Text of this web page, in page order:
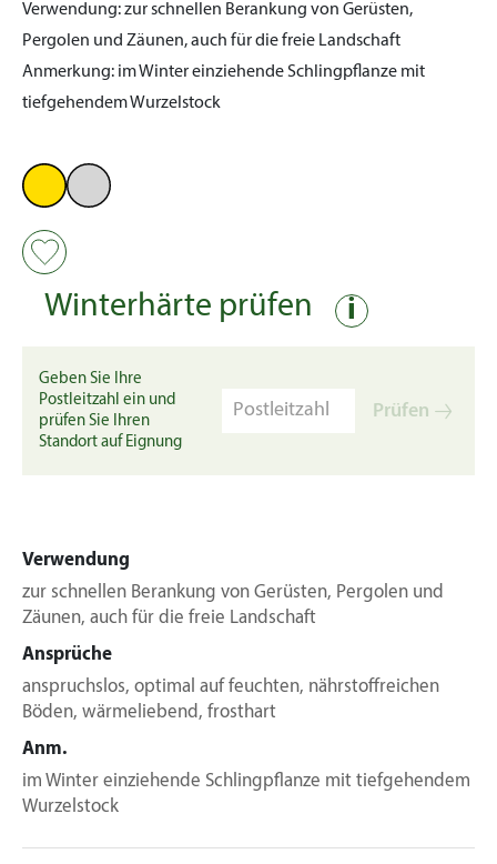
Verwendung:zur schnellen Berankung von Gerüsten,
Pergolen und Zäunen, auch für die freie Landschaft
Anmerkung: im Winter einziehende Schlingpflanze mit
tiefgehendem Wurzelstock
Winterhärte prüfen i
Geben Sie Ihre
Postleitzahl ein und
prüfen Sie Ihren
Standort auf Eignung
Prüfen
Verwendung
zur schnellen Berankung von Gerüsten, Pergolen und
Zäunen, auch für die freie Landschaft
Ansprüche
anspruchslos, optimal auf feuchten, nährstoffreichen
Böden, wärmeliebend, frosthart
Anm.
im Winter einziehende Schlingpflanze mit tiefgehendem
Wurzelstock